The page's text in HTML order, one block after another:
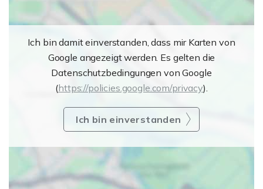
Ich bin damit einverstanden, dass mir Karten von
Google angezeigt werden. Es gelten die
Datenschutzbedingungen von Google
(https://policies.google.com/privacy).
Ich bin einverstanden